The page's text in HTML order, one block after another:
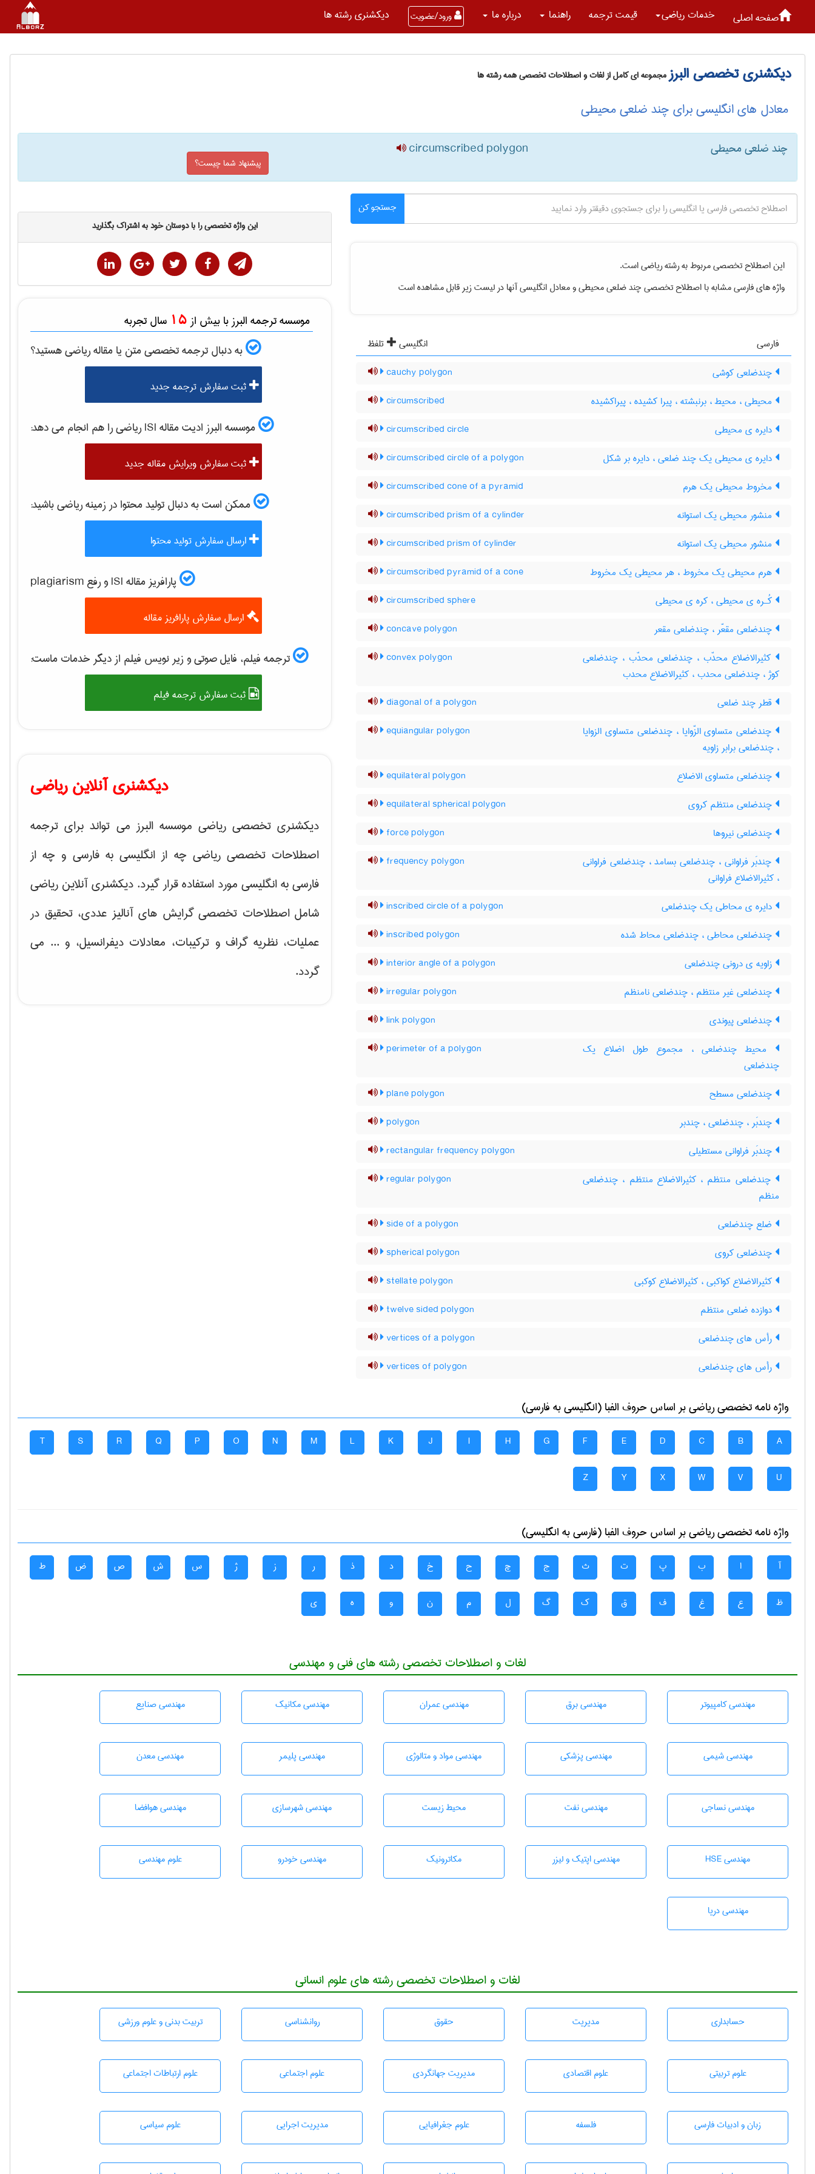
صفحه اصلی خدمات رياضی قیمت ترجمه راهنما درباره ما ورود/عضویت دیکشنری رشته ها
دیکشنری تخصصی البرزمجموعه ای کامل از لغات و اصطلاحات تخصصی همه رشته ها
معادل های انگلیسی برای چند ضلعی محیطی
چند ضلعی محیطی circumscribed polygon
پیشنهاد شما چیست؟
جستجو کن
این اصطلاح تخصصی مربوط به رشتهرياضیاست.
واژه های فارسی مشابه با اصطلاح تخصصیچند ضلعی محیطیو معادل انگلیسی آنها در لیست زیر قابل مشاهده است
فارسی انگلیسی
تلفظ
چندضلعی کوشی
cauchy polygon
محیطی ، محیط ، برنبشته ، پیرا کشیده ، پیراکشیده circumscribed
دایره ی محیطی circumscribed circle
دایره ی محیطی یک چند ضلعی ، دایره بر شکل circumscribed circle of a polygon
مخروط محیطی یک هرم circumscribed cone of a pyramid
منشور محیطی یک استوانه circumscribed prism of a cylinder
منشور محیطی یک استوانه circumscribed prism of cylinder
هرم محیطی یک مخروط ، هر محیطی یک مخروط circumscribed pyramid of a cone
کُـره ی محیطی ، کره ی محیطی circumscribed sphere
چندضلعی مقعّر ، چندضلعی مقعر concave polygon
کثیرالاضلاع محدّب ، چندضلعی محدّب ، چندضلعی
کوژ ، چندضلعی محدب ، کثیرالاضلاع محدب
convex polygon
قطر چند ضلعی diagonal of a polygon
چندضلعی متساوی الزّوایا ، چندضلعی متساوی الزوایا
، چندضلعی برابر زاویه
equiangular polygon
چندضلعی متساوی الاضلاع equilateral polygon
چندضلعی منتظم کروی equilateral spherical polygon
چندضلعی نیروها force polygon
چندبَر فراوانی ، چندضلعی بسامد ، چندضلعی فراوانی
، کثیرالاضلاع فراوانی
frequency polygon
دایره ی محاطی یک چندضلعی inscribed circle of a polygon
چندضلعی محاطی ، چندضلعی محاط شده inscribed polygon
زاویه ی درونی چندضلعی interior angle of a polygon
چندضلعی غیر منتظم ، چندضلعی نامنظم irregular polygon
چندضلعی پیوندی link polygon
محیط چندضلعی ، مجموع طول اضلاع یک
چندضلعی
perimeter of a polygon
چندضلعی مسطح plane polygon
چندبَر ، چندضلعی ، چندبر polygon
چندبَر فراوانی مستطیلی rectangular frequency polygon
چندضلعی منتظم ، کثیرالاضلاع منتظم ، چندضلعی
منظم
regular polygon
ضلع چندضلعی side of a polygon
چندضلعی کروی spherical polygon
کثیرالاضلاع کواکبی ، کثیرالاضلاع کوکبی stellate polygon
دوازده ضلعی منتظم twelve sided polygon
رأس های چندضلعی vertices of a polygon
رأس های چندضلعی vertices of polygon
این واژه تخصصی را با دوستان خود به اشتراک بگذارید
موسسه ترجمه البرز با بیش از 15 سال تجربه
به دنبال ترجمه تخصصی متن یا مقالهرياضیهستید؟
ثبت سفارش ترجمه جدید
موسسه البرز ادیت مقاله ISI رياضیرا هم انجام می دهد:
ثبت سفارش ویرایش مقاله جدید
ممکن است به دنبال تولید محتوا در زمینهرياضیباشید:
ارسال سفارش تولید محتوا
پارافریز مقاله ISI و رفع plagiarism
ارسال سفارش پارافریز مقاله
ترجمه فیلم، فایل صوتی و زیر نویس فیلم از دیگر خدمات ماست:
ثبت سفارش ترجمه فیلم
دیکشنری آنلاین ریاضی
دیکشنری تخصصی ریاضی موسسه البرز می تواند برای ترجمه
اصطلاحات تخصصی ریاضی چه از انگلیسی به فارسی و چه از
فارسی به انگلیسی مورد استفاده قرار گیرد. دیکشنری آنلاین ریاضی
شامل اصطلاحات تخصصی گرایش هایآنالیز عددی، تحقیق در
عملیات، نظریه گراف و تركیبات، معادلات دیفرانسیل، و ... می
گردد.
واژه نامه تخصصیرياضیبر اساس حروف الفبا (انگلیسی به فارسی)
A
B
C
D
E
F
G
H
I
J
K
L
M
N
O
P
Q
R
S
T
U
V
W
X
Y
Z
واژه نامه تخصصیرياضیبر اساس حروف الفبا (فارسی به انگلیسی)
آ ا ب پ ت ث ج چ ح خ د ذ ر ز ژ س ش ص ض ط
ظ ع غ ف ق ک گ ل م ن و ه ی
لغات و اصطلاحات تخصصی رشته های فنی و مهندسی
مهندسی كامپيوتر مهندسی برق مهندسی عمران مهندسی مکانیک مهندسی صنايع
مهندسي شيمی مهندسی پزشکی مهندسی مواد و متالوژی مهندسی پليمر مهندسی معدن
مهندسي نساجی مهندسی نفت محيط زيست مهندسی شهرسازی مهندسی هوافضا
مهندسی HSE مهندسی اپتیک و لیزر مکاترونیک مهندسی خودرو علوم مهندسی
مهندسی دریا
لغات و اصطلاحات تخصصی رشته های علوم انسانی
حسابداری مديريت حقوق روانشناسی تربيت بدنی و علوم ورزشی
علوم تربيتی علوم اقتصادی مديريت جهانگردی علوم اجتماعی علوم ارتباطات اجتماعی
زبان و ادبيات فارسی فلسفه علوم جغرافيايی مديريت اجرايی علوم سياسی